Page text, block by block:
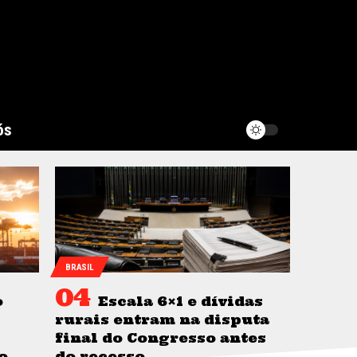
BRASIL
Escala 6×1 e dívidas
rurais entram na disputa
final do Congresso antes